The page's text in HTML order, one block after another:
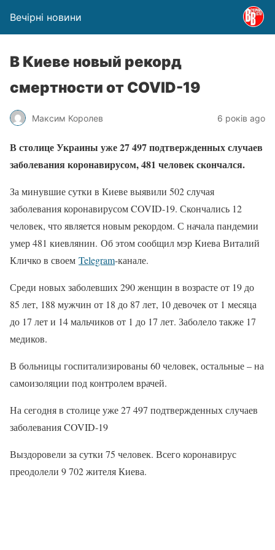
Вечірні новини
В Киеве новый рекорд
смертности от COVID-19
Максим Королев 6 років ago
В столице Украины уже 27 497 подтвержденных случаев
заболевания коронавирусом, 481 человек скончался.
За минувшие сутки в Киеве выявили 502 случая
заболевания коронавирусом COVID-19. Скончались 12
человек, что является новым рекордом. С начала пандемии
умер 481 киевлянин. Об этом сообщил мэр Киева Виталий
Кличко в своем Telegram-канале.
Среди новых заболевших 290 женщин в возрасте от 19 до
85 лет, 188 мужчин от 18 до 87 лет, 10 девочек от 1 месяца
до 17 лет и 14 мальчиков от 1 до 17 лет. Заболело также 17
медиков.
В больницы госпитализированы 60 человек, остальные – на
самоизоляции под контролем врачей.
На сегодня в столице уже 27 497 подтвержденных случаев
заболевания COVID-19
Выздоровели за сутки 75 человек. Всего коронавирус
преодолели 9 702 жителя Киева.